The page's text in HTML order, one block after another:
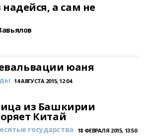
а сам не
юаня
14 АВГУСТА 2015, 12:04
из Башкирии
Китай
государства 18 ФЕВРАЛЯ 2015, 13:50